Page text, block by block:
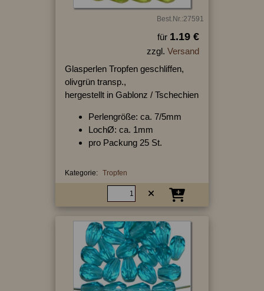
Best.Nr.:27591
für 1.19 €
zzgl. Versand
Glasperlen Tropfen geschliffen,
olivgrün transp.,
hergestellt in Gablonz / Tschechien
Perlengröße: ca. 7/5mm
LochØ: ca. 1mm
pro Packung 25 St.
Kategorie: Tropfen